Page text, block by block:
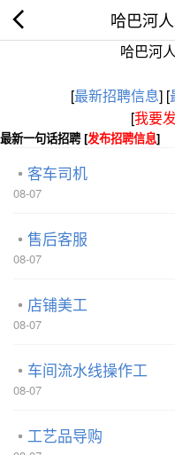
哈巴河
哈巴河
[最新招聘信息] [
[我要
最新一句话招聘 [发布招聘信息]
客车司机
08-07
售后客服
08-07
店铺美工
08-07
车间流水线操作工
08-07
工艺品导购